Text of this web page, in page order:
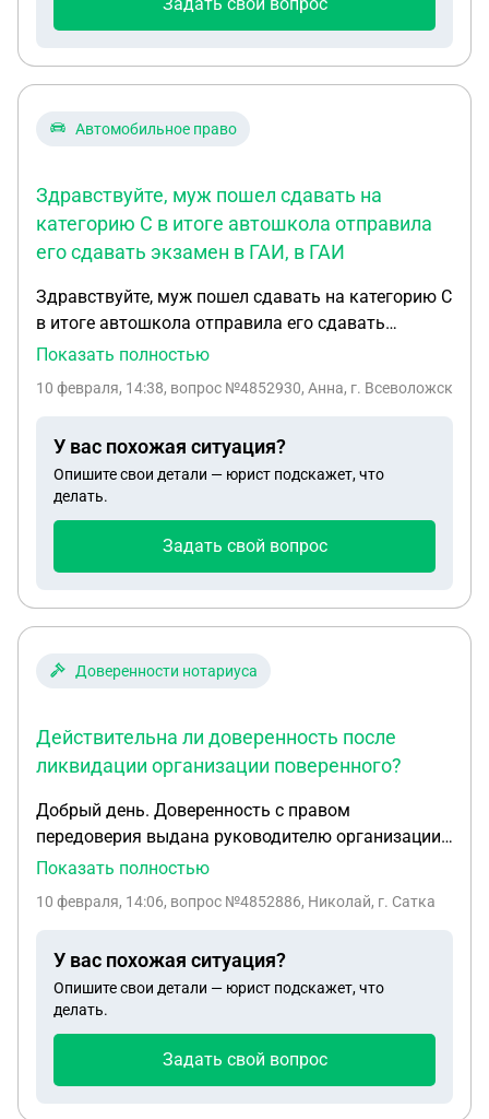
подавать уведомление на расторжение договора,
вообще сразу стопор у меня какой-то по размеру
по судам сейчас штрафы хорошо выходят... глаза
Автомобильное право
Здравствуйте, муж пошел сдавать на
категорию С в итоге автошкола отправила
его сдавать экзамен в ГАИ, в ГАИ
Здравствуйте, муж пошел сдавать на категорию С
в итоге автошкола отправила его сдавать
экзамен в ГАИ, в ГАИ нет грозового автомобиля,
автомобиль, так нет необходимых документов.
в такой ситуации. Начальник автошколы то
трубку не берет то уходит от разговора, все
оплачено, все документы на руках. Осталось
автомобиль данной котегории
Показать полностью
10 февраля, 14:38, вопрос №4852930, Анна, г. Всеволожск
У вас похожая ситуация?
Опишите свои детали — юрист подскажет, что
делать.
Задать свой вопрос
Доверенности нотариуса
Действительна ли доверенность после
ликвидации организации поверенного?
Добрый день. Доверенность с правом
передоверия выдана руководителю организации
с указанием его Ф.И.О. Организация
ликвидированной организации, на которого
услуги доверителю на основании этой
доверенности? Спасибо.
Показать полностью
10 февраля, 14:06, вопрос №4852886, Николай, г. Сатка
У вас похожая ситуация?
Опишите свои детали — юрист подскажет, что
делать.
Задать свой вопрос